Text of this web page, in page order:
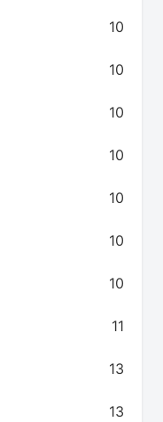
10
10
10
10
10
10
10
11
13
13